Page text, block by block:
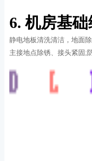
6. 机房基
静电地板清洗清洁，地面
主接地点除锈、接头紧固;